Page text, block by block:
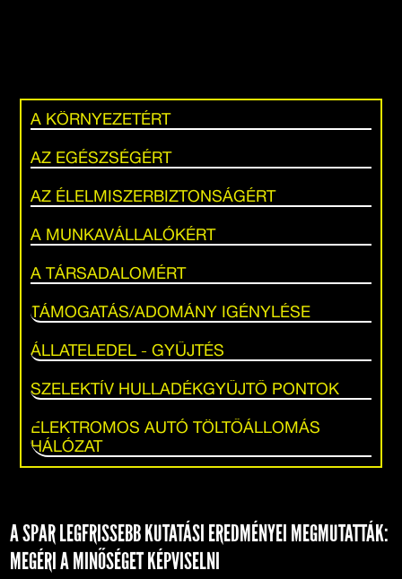
A KÖRNYEZETÉRT
AZ EGÉSZSÉGÉRT
AZ ÉLELMISZERBIZTONSÁGÉRT
A MUNKAVÁLLALÓKÉRT
A TÁRSADALOMÉRT
TÁMOGATÁS/ADOMÁNY IGÉNYLÉSE
ÁLLATELEDEL - GYŰJTÉS
SZELEKTÍV HULLADÉKGYŰJTŐ PONTOK
ELEKTROMOS AUTÓ TÖLTŐÁLLOMÁS
HÁLÓZAT
A SPAR LEGFRISSEBB KUTATÁSI EREDMÉNYEI MEGMUTATTÁK:
MEGÉRI A MINŐSÉGET KÉPVISELNI